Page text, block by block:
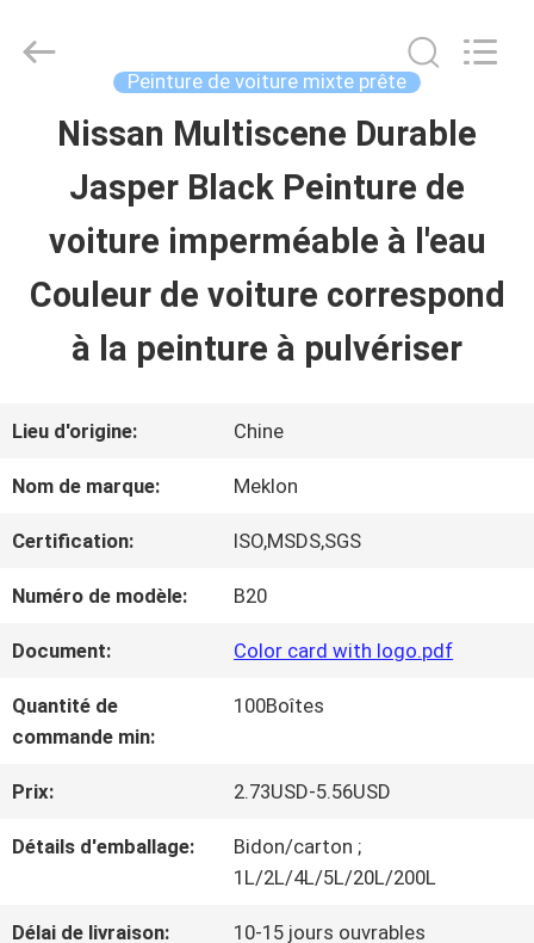
APERÇU
PRODUITS
VIDÉOS
PROPOS
VISITE
D'USINE
CONTRÔLE
DE
Meklon
Peinture de voiture mixte prête
Nissan Multiscene Durable
Jasper Black Peinture de
voiture imperméable à l'eau
Couleur de voiture correspond
à la peinture à pulvériser
Lieu d'origine: Chine
Nom de marque: Meklon
Certification: ISO,MSDS,SGS
Numéro de modèle: B20
Document: Color card with logo.pdf
Quantité de
commande min:
100Boîtes
Prix: 2.73USD-5.56USD
Détails d'emballage:
Bidon/carton ;
1L/2L/4L/5L/20L/200L
Délai de livraison: 10-15 jours ouvrables